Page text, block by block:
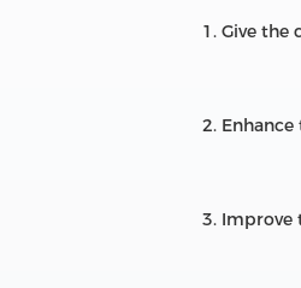
1. Give the
2.
3. Improve